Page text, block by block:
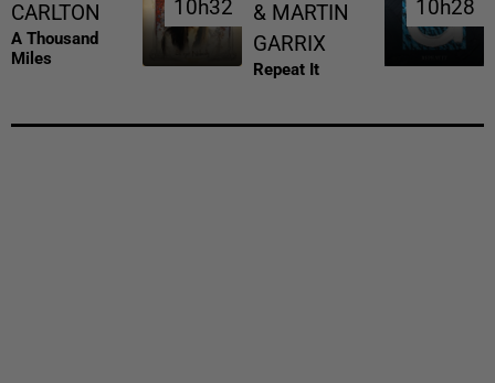
CARLTON
A Thousand
Miles
10h32
10h32
& MARTIN
GARRIX
Repeat It
10h28
10h28